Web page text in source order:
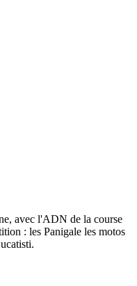
avec l'ADN de la course
: les Panigale les motos